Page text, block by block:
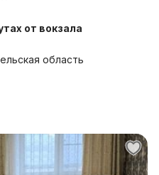
от вокзала
область